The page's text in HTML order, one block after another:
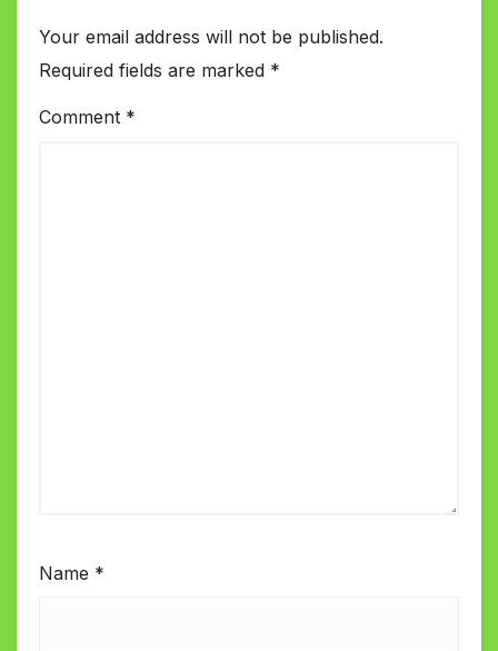
Your email address will not be published.
Required fields are marked *
Comment *
Name *